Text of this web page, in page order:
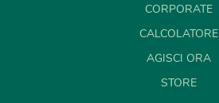
CORPORATE
CALCOLATORE
AGISCI ORA
STORE